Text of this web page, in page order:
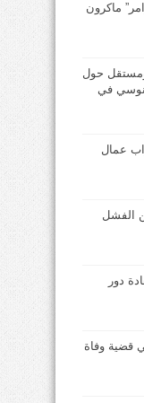
ماكرون
حول
في
عمال
الفشل
دور
قضية وفاة